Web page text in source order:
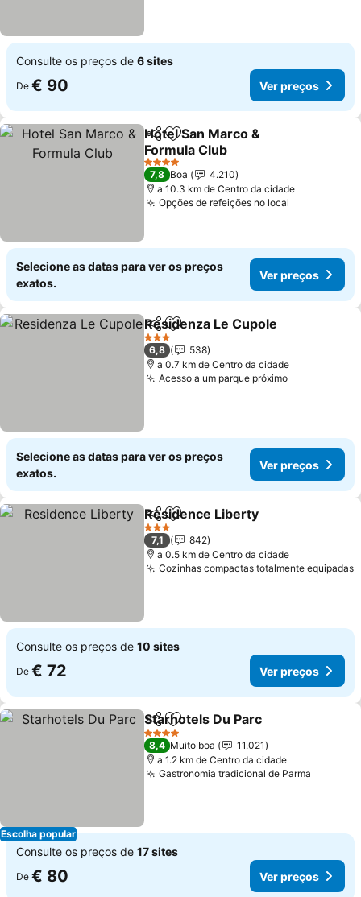
Consulte os preços de 6 sites
De € 90 Ver preços
PartilharAdicionar aos favoritos
Hotel San Marco &
Formula Club
4 Estrelas
7,8 Boa
4.210
a 10.3 km de Centro da cidade
Opções de refeições no local
Selecione as datas para ver os preços
exatos.
Ver preços
PartilharAdicionar aos favoritos
Residenza Le Cupole
3 Estrelas
6,8
538
a 0.7 km de Centro da cidade
Acesso a um parque próximo
Selecione as datas para ver os preços
exatos.
Ver preços
PartilharAdicionar aos favoritos
Residence Liberty
3 Estrelas
7,1
842
a 0.5 km de Centro da cidade
Cozinhas compactas totalmente equipadas
Consulte os preços de 10 sites
De € 72 Ver preços
Escolha popular
PartilharAdicionar aos favoritos
Starhotels Du Parc
4 Estrelas
8,4 Muito boa
11.021
a 1.2 km de Centro da cidade
Gastronomia tradicional de Parma
Consulte os preços de 17 sites
De € 80 Ver preços